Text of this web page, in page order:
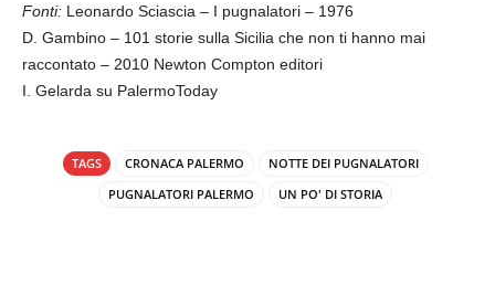
Fonti: Leonardo Sciascia – I pugnalatori – 1976
D. Gambino – 101 storie sulla Sicilia che non ti hanno mai
raccontato – 2010 Newton Compton editori
I. Gelarda su PalermoToday
TAGS CRONACA PALERMO
NOTTE DEI PUGNALATORI
PUGNALATORI PALERMO
UN PO' DI STORIA